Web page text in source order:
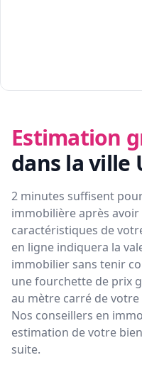
Estimation
dans la ville
2 minutes suffisent
immobilière après
caractéristiques de
en ligne indiquera la
immobilier sans tenir
une fourchette de prix
au mètre carré de votre
Nos conseillers en
estimation de votre
suite.